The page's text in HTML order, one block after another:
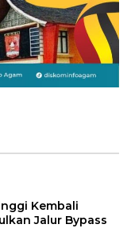
Kembali
Jalur Bypass